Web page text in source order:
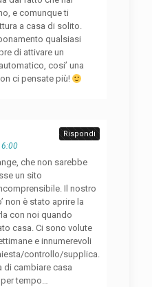
e comunque ti
a casa di solito.
qualsiasi
di attivare un
cosi’ una
ci pensate più!
che non sarebbe
un sito
Il nostro
non è stato aprire la
con noi quando
casa. Ci sono volute
e innumerevoli
controllo/supplica.
di cambiare casa
tempo…
Rispondi